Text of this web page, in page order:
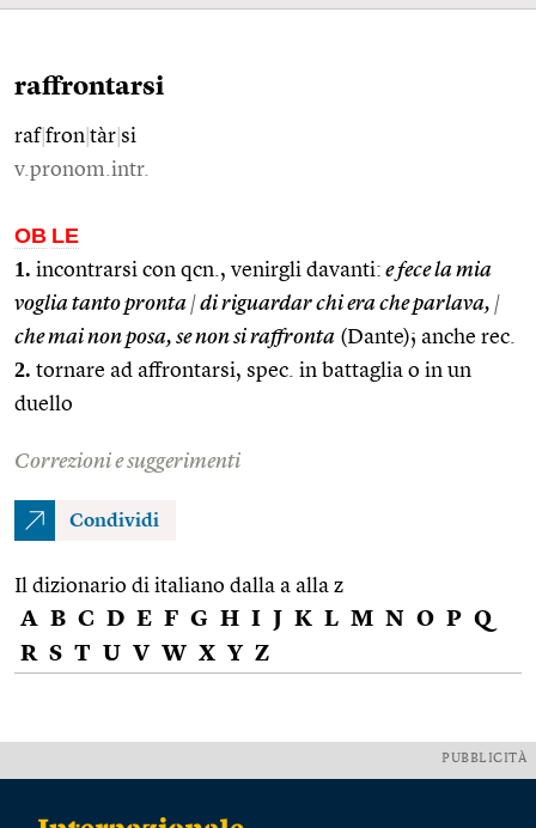
raffrontarsi
raf|fron tàr si
v.pronom.intr.
OB LE
1. incontrarsi con qcn., venirgli davanti: e fece la mia
voglia tanto pronta |di riguardar chi era che parlava, |
che mai non posa, se non si raffronta (Dante); anche rec.
2. tornare ad affrontarsi, spec. in battaglia o in un
duello
Correzioni e suggerimenti
Condividi
Il dizionario di italiano dalla a alla z
A B C D E F G H I J K L M N O P Q
R S T U V W X Y Z
PUBBLICITÀ